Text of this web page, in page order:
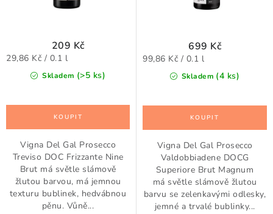
Skladem (>5 ks)
209 Kč
Měrná
29,86 Kč / 0.1 l
Vigna Del Gal Prosecco
Treviso DOC Frizzante Nine
Brut má světle slámově
žlutou barvou, má jemnou
texturu bublinek, hedvábnou
pěnu. Vůně...
Skladem (4 ks)
699 Kč
Měrná
99,86 Kč / 0.1 l
Vigna Del Gal Prosecco
Valdobbiadene DOCG
Superiore Brut Magnum
má světle slámově žlutou
barvu se zelenkavými odlesky,
jemné a trvalé bublinky...